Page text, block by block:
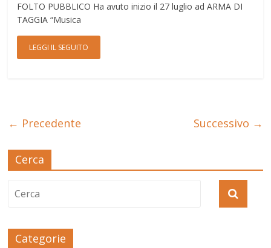
FOLTO PUBBLICO Ha avuto inizio il 27 luglio ad ARMA DI
TAGGIA “Musica
LEGGI IL SEGUITO
← Precedente Successivo →
Cerca
Categorie